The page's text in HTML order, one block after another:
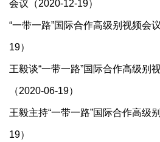
会议（2020-12-19）
“一带一路”国际合作高级别视频会
19）
王毅谈“一带一路”国际合作高级别
（2020-06-19）
王毅主持“一带一路”国际合作高级
19）